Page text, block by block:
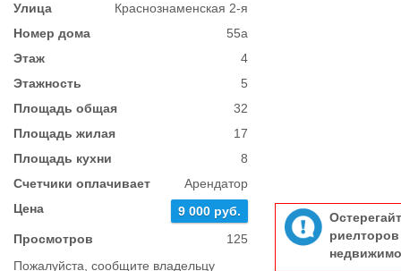
Улица
Краснознаменская 2-я
Номер дома
55а
Этаж
4
Этажность
5
Площадь общая
32
Площадь жилая
17
Площадь кухни
8
Счетчики оплачивает
Арендатор
Цена
9 000 руб.
Просмотров
125
Пожалуйста, сообщите владельцу